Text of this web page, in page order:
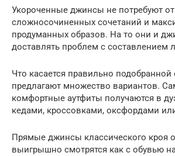
Укороченные джинсы не потребуют
сложносочиненных сочетаний и
продуманных образов. На то они и
доставлять проблем с составлением
Что касается правильно подобранной
предлагают множество вариантов.
комфортные аутфиты получаются в
кедами, кроссовками, оксфордами
Прямые джинсы классического кроя
выигрышно смотрятся как с обувью